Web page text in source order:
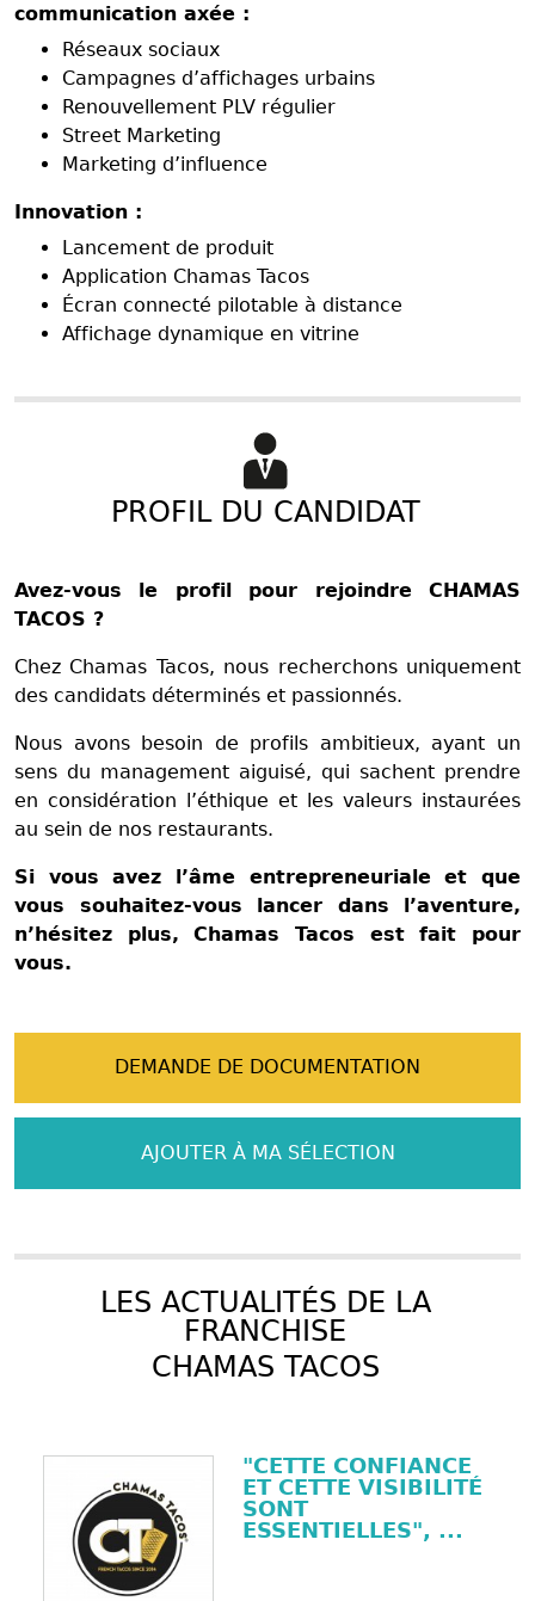
communication axée :
Réseaux sociaux
Campagnes d’affichages urbains
Renouvellement PLV régulier
Street Marketing
Marketing d’influence
Innovation :
Lancement de produit
Application Chamas Tacos
Écran connecté pilotable à distance
Affichage dynamique en vitrine
PROFIL DU CANDIDAT
Avez-vous le profil pour rejoindre CHAMAS
TACOS ?
Chez Chamas Tacos, nous recherchons uniquement
des candidats déterminés et passionnés.
Nous avons besoin de profils ambitieux, ayant un
sens du management aiguisé, qui sachent prendre
en considération l’éthique et les valeurs instaurées
au sein de nos restaurants.
Si vous avez l’âme entrepreneuriale et que
vous souhaitez-vous lancer dans l’aventure,
n’hésitez plus, Chamas Tacos est fait pour
vous.
DEMANDE DE DOCUMENTATION
AJOUTER À MA SÉLECTION
LES ACTUALITÉS DE LA
FRANCHISE
CHAMAS TACOS
"CETTE CONFIANCE
ET CETTE VISIBILITÉ
SONT
ESSENTIELLES", ...